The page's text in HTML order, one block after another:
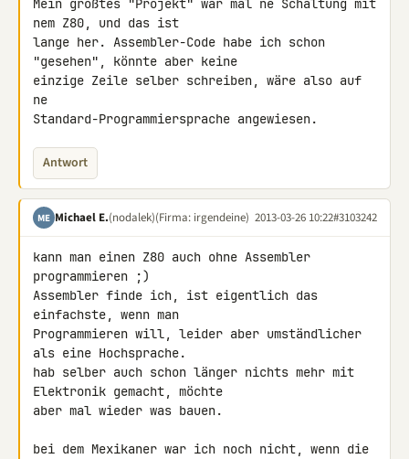
Mein größtes "Projekt" war mal ne Schaltung mit
nem Z80, und das ist
lange her. Assembler-Code habe ich schon
"gesehen", könnte aber keine
einzige Zeile selber schreiben, wäre also auf
ne
Standard-Programmiersprache angewiesen.
Antwort
ME Michael E.(nodalek)(Firma: irgendeine) 2013-03-26 10:22#3103242
kann man einen Z80 auch ohne Assembler
programmieren ;)
Assembler finde ich, ist eigentlich das
einfachste, wenn man
Programmieren will, leider aber umständlicher
als eine Hochsprache.
hab selber auch schon länger nichts mehr mit
Elektronik gemacht, möchte
aber mal wieder was bauen.
bei dem Mexikaner war ich noch nicht, wenn die